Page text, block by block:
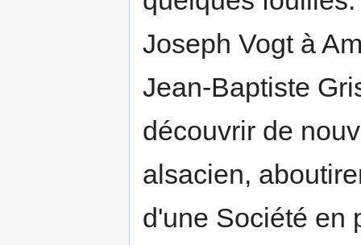
Joseph Vogt à
Jean-Baptiste
découvrir de
alsacien,
d'une Société en